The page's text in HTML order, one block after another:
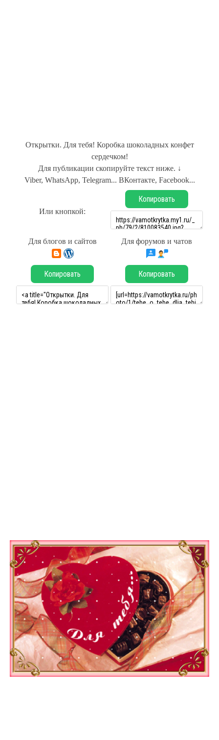
Открытки. Для тебя! Коробка шоколадных конфет
сердечком!
Для публикации скопируйте текст ниже. ↓
Viber, WhatsApp, Telegram... ВКонтакте, Facebook...
Или кнопкой:
Копировать
Для блогов и сайтов Для форумов и чатов
Копировать Копировать